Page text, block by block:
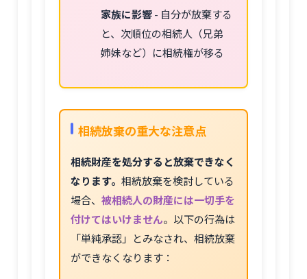
家族に影響- 自分が放棄する
と、次順位の相続人（兄弟
姉妹など）に相続権が移る
相続放棄の重大な注意点
相続財産を処分すると放棄できなく
なります。 相続放棄を検討している
場合、 被相続人の財産には一切手を
付けてはいけません。以下の行為は
「単純承認」とみなされ、相続放棄
ができなくなります：